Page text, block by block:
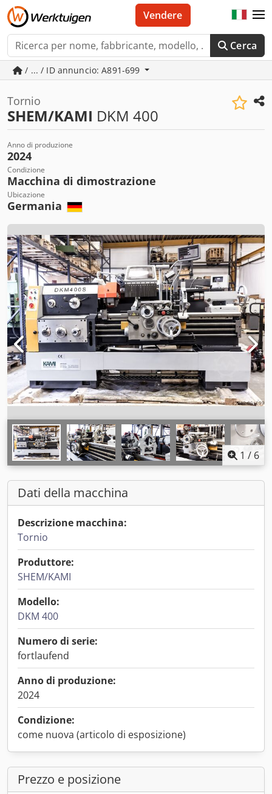
Cerca
Vendere
/ ... / ID annuncio: A891-699
Tornio
SHEM/KAMI DKM 400
Anno di produzione
2024
Condizione
Macchina di dimostrazione
Ubicazione
Germania
1 / 6
Dati della macchina
Descrizione macchina:
Tornio
Produttore:
SHEM/KAMI
Modello:
DKM 400
Numero di serie:
fortlaufend
Anno di produzione:
2024
Condizione:
come nuova (articolo di esposizione)
Prezzo e posizione